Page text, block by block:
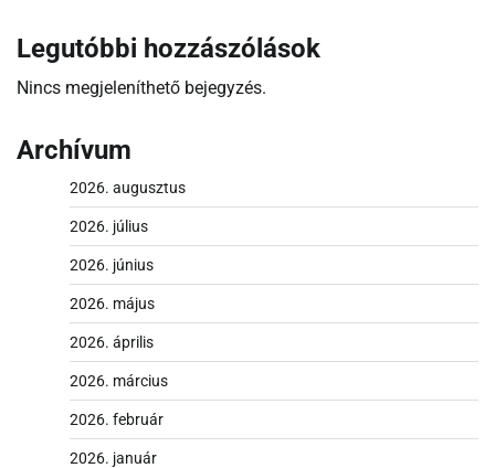
Legutóbbi hozzászólások
Nincs megjeleníthető bejegyzés.
Archívum
2026. augusztus
2026. július
2026. június
2026. május
2026. április
2026. március
2026. február
2026. január